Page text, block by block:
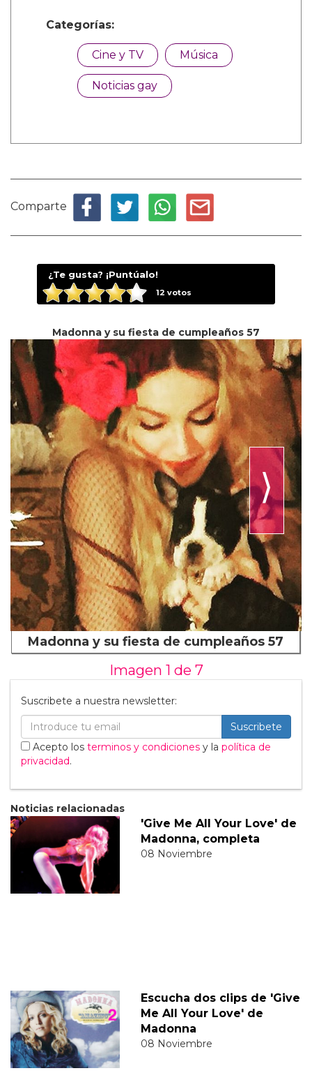
Categorías:
Cine y TV Música
Noticias gay
Comparte
¿Te gusta? ¡Puntúalo!
12 votos
Madonna y su fiesta de cumpleaños 57
⟩
Madonna y su fiesta de cumpleaños 57
Imagen 1 de 7
Suscribete a nuestra newsletter:
Suscribete
Acepto los terminos y condiciones y la política de
privacidad.
Noticias relacionadas
'Give Me All Your Love' de
Madonna, completa
08 Noviembre
Escucha dos clips de 'Give
Me All Your Love' de
Madonna
08 Noviembre